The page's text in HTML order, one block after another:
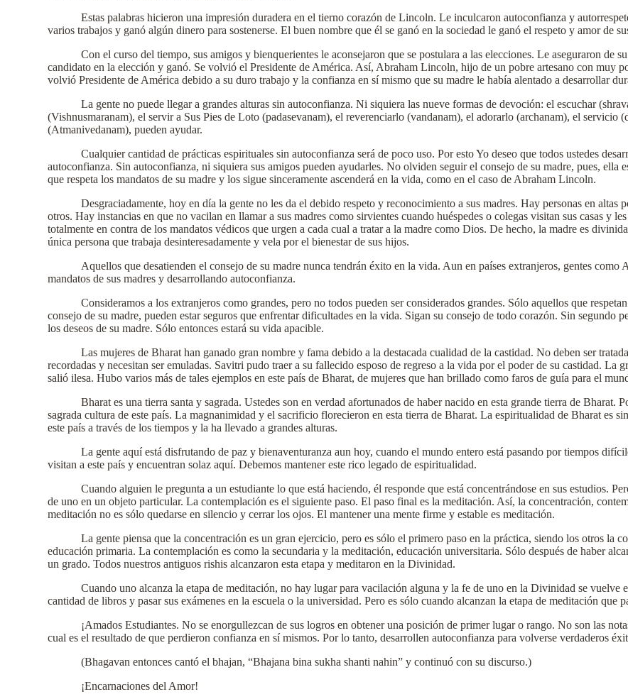
Estas palabras hicieron una impresión duradera en el tierno corazón de Lincoln. Le inculcaron autoconfianza y
varios trabajos y ganó algún dinero para sostenerse. El buen nombre que él se ganó en la sociedad le ganó el respeto y amor de
Con el curso del tiempo, sus amigos y bienquerientes le aconsejaron que se postulara a las elecciones. Le aseguraron de
candidato en la elección y ganó. Se volvió el Presidente de América. Así, Abraham Lincoln, hijo de un pobre artesano con muy
volvió Presidente de América debido a su duro trabajo y la confianza en sí mismo que su madre le había alentado a desarrollar
La gente no puede llegar a grandes alturas sin autoconfianza. Ni siquiera las nueve formas de devoción: el escuchar
(Vishnusmaranam), el servir a Sus Pies de Loto (padasevanam), el reverenciarlo (vandanam), el adorarlo (archanam), el servicio
(Atmanivedanam), pueden ayudar.
Cualquier cantidad de prácticas espirituales sin autoconfianza será de poco uso. Por esto Yo deseo que todos ustedes
autoconfianza. Sin autoconfianza, ni siquiera sus amigos pueden ayudarles. No olviden seguir el consejo de su madre, pues, ella
que respeta los mandatos de su madre y los sigue sinceramente ascenderá en la vida, como en el caso de Abraham Lincoln.
Desgraciadamente, hoy en día la gente no les da el debido respeto y reconocimiento a sus madres. Hay personas en altas
otros. Hay instancias en que no vacilan en llamar a sus madres como sirvientes cuando huéspedes o colegas visitan sus casas y
totalmente en contra de los mandatos védicos que urgen a cada cual a tratar a la madre como Dios. De hecho, la madre es
única persona que trabaja desinteresadamente y vela por el bienestar de sus hijos.
Aquellos que desatienden el consejo de su madre nunca tendrán éxito en la vida. Aun en países extranjeros, gentes
mandatos de sus madres y desarrollando autoconfianza.
Consideramos a los extranjeros como grandes, pero no todos pueden ser considerados grandes. Sólo aquellos que
consejo de su madre, pueden estar seguros que enfrentar dificultades en la vida. Sigan su consejo de todo corazón. Sin segundo
los deseos de su madre. Sólo entonces estará su vida apacible.
Las mujeres de Bharat han ganado gran nombre y fama debido a la destacada cualidad de la castidad. No deben ser
recordadas y necesitan ser emuladas. Savitri pudo traer a su fallecido esposo de regreso a la vida por el poder de su castidad. La
salió ilesa. Hubo varios más de tales ejemplos en este país de Bharat, de mujeres que han brillado como faros de guía para el
Bharat es una tierra santa y sagrada. Ustedes son en verdad afortunados de haber nacido en esta grande tierra de Bharat.
sagrada cultura de este país. La magnanimidad y el sacrificio florecieron en esta tierra de Bharat. La espiritualidad de Bharat es
este país a través de los tiempos y la ha llevado a grandes alturas.
La gente aquí está disfrutando de paz y bienaventuranza aun hoy, cuando el mundo entero está pasando por tiempos
visitan a este país y encuentran solaz aquí. Debemos mantener este rico legado de espiritualidad.
Cuando alguien le pregunta a un estudiante lo que está haciendo, él responde que está concentrándose en sus estudios.
de uno en un objeto particular. La contemplación es el siguiente paso. El paso final es la meditación. Así, la concentración,
meditación no es sólo quedarse en silencio y cerrar los ojos. El mantener una mente firme y estable es meditación.
La gente piensa que la concentración es un gran ejercicio, pero es sólo el primero paso en la práctica, siendo los otros la
educación primaria. La contemplación es como la secundaria y la meditación, educación universitaria. Sólo después de haber
un grado. Todos nuestros antiguos rishis alcanzaron esta etapa y meditaron en la Divinidad.
Cuando uno alcanza la etapa de meditación, no hay lugar para vacilación alguna y la fe de uno en la Divinidad se vuelve
cantidad de libros y pasar sus exámenes en la escuela o la universidad. Pero es sólo cuando alcanzan la etapa de meditación que
¡Amados Estudiantes. No se enorgullezcan de sus logros en obtener una posición de primer lugar o rango. No son las
cual es el resultado de que perdieron confianza en sí mismos. Por lo tanto, desarrollen autoconfianza para volverse verdaderos
(Bhagavan entonces cantó el bhajan, “Bhajana bina sukha shanti nahin” y continuó con su discurso.)
¡Encarnaciones del Amor!